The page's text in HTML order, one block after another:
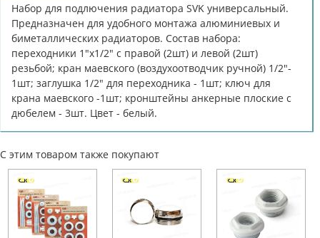
Набор для подлючения радиатора SVK универсальный.
Предназначен для удобного монтажа алюминиевых и
биметаллических радиаторов. Состав набора:
переходники 1"х1/2" с правой (2шт) и левой (2шт)
резьбой; кран маевского (воздухоотводчик ручной) 1/2"-
1шт; заглушка 1/2" для переходника - 1шт; ключ для
крана маевского -1шт; кронштейны анкерные плоские с
дюбелем - 3шт. Цвет - белый.
С этим товаром также покупают